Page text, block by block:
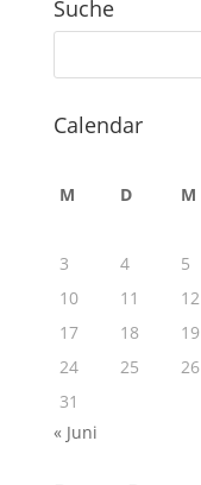
Suche
Calendar
M D M
3
4 5
10
11 12
17
18 19
24
25 26
31
« Juni